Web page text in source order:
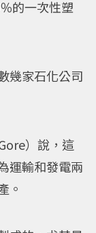
的一次性塑
幾家石化公司
）說，這
運輸和發電兩
。